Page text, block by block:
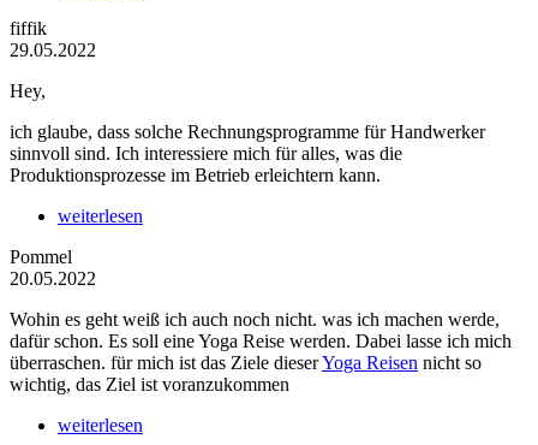
fiffik
29.05.2022
Hey,
ich glaube, dass solche Rechnungsprogramme für Handwerker
sinnvoll sind. Ich interessiere mich für alles, was die
Produktionsprozesse im Betrieb erleichtern kann.
weiterlesen
Pommel
20.05.2022
Wohin es geht weiß ich auch noch nicht. was ich machen werde,
dafür schon. Es soll eine Yoga Reise werden. Dabei lasse ich mich
überraschen. für mich ist das Ziele dieserYoga Reisen nicht so
wichtig, das Ziel ist voranzukommen
weiterlesen